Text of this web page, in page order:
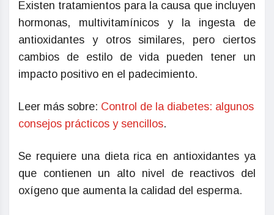
Existen tratamientos para la causa que incluyen
hormonas, multivitamínicos y la ingesta de
antioxidantes y otros similares, pero ciertos
cambios de estilo de vida pueden tener un
impacto positivo en el padecimiento.
Leer más sobre: Control de la diabetes: algunos
consejos prácticos y sencillos.
Se requiere una dieta rica en antioxidantes ya
que contienen un alto nivel de reactivos del
oxígeno que aumenta la calidad del esperma.